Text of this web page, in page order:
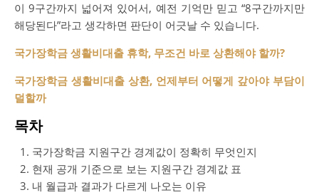
이 9구간까지 넓어져 있어서, 예전 기억만 믿고 “8구간까지만
해당된다”라고 생각하면 판단이 어긋날 수 있습니다.
국가장학금 생활비대출 휴학, 무조건 바로 상환해야 할까?
국가장학금 생활비대출 상환, 언제부터 어떻게 갚아야 부담이
덜할까
목차
국가장학금 지원구간 경계값이 정확히 무엇인지
현재 공개 기준으로 보는 지원구간 경계값 표
내 월급과 결과가 다르게 나오는 이유